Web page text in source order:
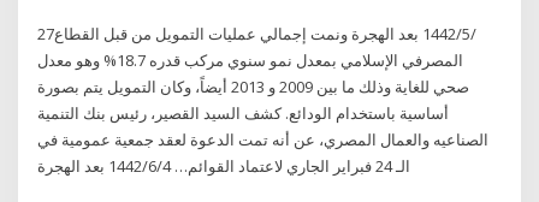
27‏‏/5‏‏/1442 بعد الهجرة ونمت إجمالي عمليات التمويل من قبل القطاع
المصرفي الإسلامي بمعدل نمو سنوي مركب قدره 18.7% وهو معدل
صحي للغاية وذلك ما بين 2009 و 2013 أيضاً، وكان التمويل يتم بصورة
أساسية باستخدام الودائع. كشف السيد القصير، رئيس بنك التنمية
الصناعيه والعمال المصري، عن أنه تمت الدعوة لعقد جمعية عمومية في
الـ 24 فبراير الجاري لاعتماد القوائم… 4‏‏/6‏‏/1442 بعد الهجرة